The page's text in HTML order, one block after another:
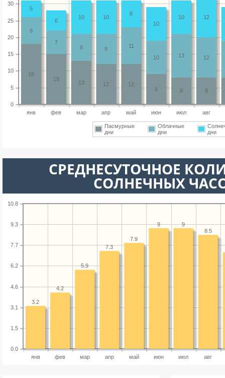
янв фев мар апр май июн июл авг
0
5
10
15
20
25
30
8
8
9
12
12
13
15
18
12
13
10
11
9
8
7
8
12
10
10
8
10
10
6
5
Пасмурные
дни
Облачные
дни
дни
СРЕДНЕСУТОЧНОЕ
СОЛНЕЧНЫХ
янв фев мар апр май июн июл авг
0.0
1.5
3.1
4.6
6.2
7.7
9.3
10.8
8.5
9
9
7.9
7.3
5.9
4.2
3.2